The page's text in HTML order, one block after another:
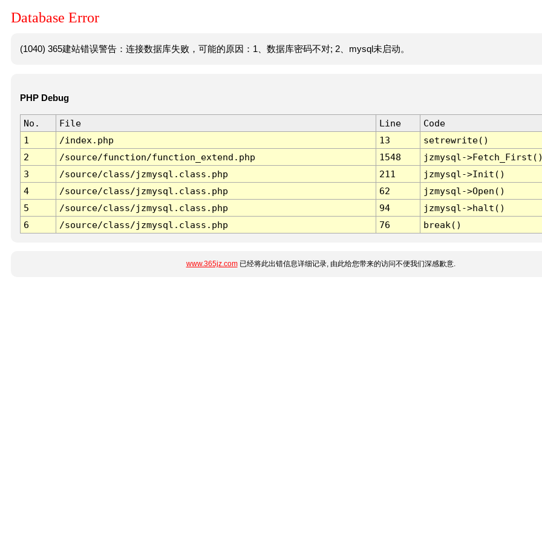
Database Error
(1040) 365建站错误警告：连接数据库失败，可能的原因：1、数据库密码不对; 2、mysql未启动。
PHP Debug
No. File Line
Code
1
/index.php 13
setrewrite()
2
/source/function/function_extend.php 1548
jzmysql-
3
/source/class/jzmysql.class.php 211
jzmysql->Init()
4
/source/class/jzmysql.class.php 62
jzmysql->Open()
5
/source/class/jzmysql.class.php 94
jzmysql->halt()
6
/source/class/jzmysql.class.php 76 break()
www.365jz.com已经将此出错信息详细记录, 由此给您带来的访问不便我们深感歉意.